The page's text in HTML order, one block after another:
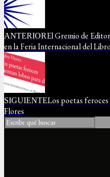
ANTERIOREl Gremio de
en la Feria Internacional del
SIGUIENTELos poetas
Flores